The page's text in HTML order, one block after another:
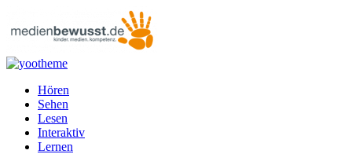
Hören
Sehen
Lesen
Interaktiv
Lernen